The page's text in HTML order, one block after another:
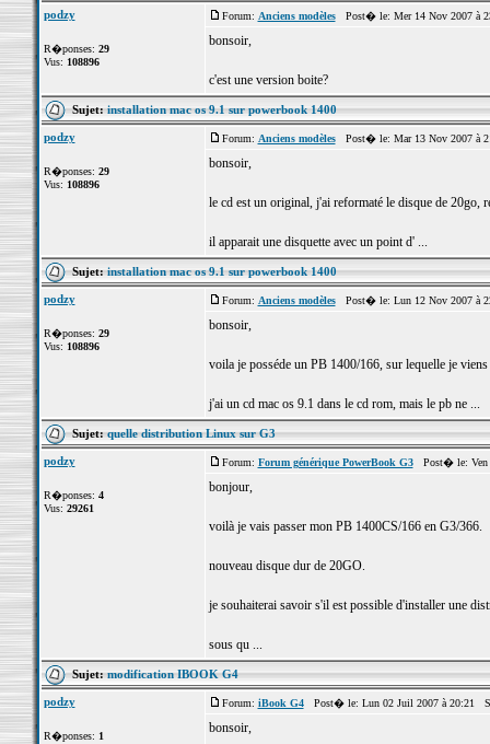
podzy
R�ponses: 29
Vus: 108896
Forum: Anciens modèlesPost� le: Mer 14 Nov 2007 à
bonsoir,
c'est une version boite?
Sujet:installation mac os 9.1 sur powerbook 1400
podzy
R�ponses: 29
Vus: 108896
Forum: Anciens modèlesPost� le: Mar 13 Nov 2007 à
bonsoir,
le cd est un original, j'ai reformaté le disque de 20go,
il apparait une disquette avec un point d' ...
Sujet:installation mac os 9.1 sur powerbook 1400
podzy
R�ponses: 29
Vus: 108896
Forum: Anciens modèlesPost� le: Lun 12 Nov 2007 à
bonsoir,
voila je posséde un PB 1400/166, sur lequelle je
j'ai un cd mac os 9.1 dans le cd rom, mais le pb ne ...
Sujet:quelle distribution Linux sur G3
podzy
R�ponses: 4
Vus: 29261
Forum: Forum générique PowerBook G3Post� le: Ven
bonjour,
voilà je vais passer mon PB 1400CS/166 en G3/366.
nouveau disque dur de 20GO.
je souhaiterai savoir s'il est possible d'installer une
sous qu ...
Sujet:modification IBOOK G4
podzy
R�ponses: 1
Forum: iBook G4Post� le: Lun 02 Juil 2007 à 20:21
bonsoir,